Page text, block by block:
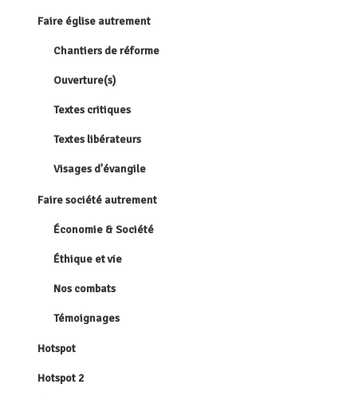
Faire église autrement
Chantiers de réforme
Ouverture(s)
Textes critiques
Textes libérateurs
Visages d'évangile
Faire société autrement
Économie & Société
Éthique et vie
Nos combats
Témoignages
Hotspot
Hotspot 2